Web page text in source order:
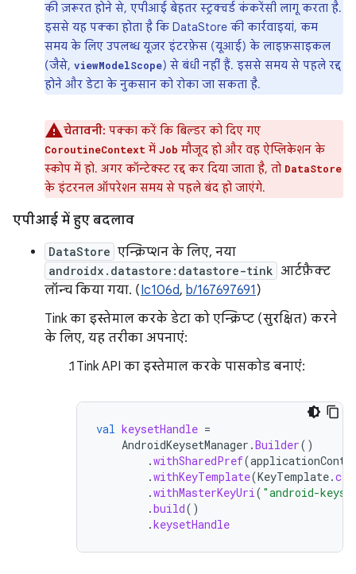
की ज़रूरत होने से, एपीआई बेहतर स्ट्रक्चर्ड कंकरेंसी लागू करता है.
इससे यह पक्का होता है कि DataStore की कार्रवाइयां, कम
समय के लिए उपलब्ध यूज़र इंटरफ़ेस (यूआई) के लाइफ़साइकल
(जैसे, viewModelScope) से बंधी नहीं हैं. इससे समय से पहले रद्द
होने और डेटा के नुकसान को रोका जा सकता है.
चेतावनी: पक्का करें कि बिल्डर को दिए गए
CoroutineContext में Job मौजूद हो और वह ऐप्लिकेशन के
स्कोप में हो. अगर कॉन्टेक्स्ट रद्द कर दिया जाता है, तो DataStore
के इंटरनल ऑपरेशन समय से पहले बंद हो जाएंगे.
एपीआई में हुए बदलाव
DataStore एन्क्रिप्शन के लिए, नया
androidx.datastore:datastore-tink आर्टफ़ैक्ट
लॉन्च किया गया. (Ic106d, b/167697691 )
Tink का इस्तेमाल करके डेटा को एन्क्रिप्ट (सुरक्षित) करने
के लिए, यह तरीका अपनाएं:
Tink API का इस्तेमाल करके पासकोड बनाएं:
val keysetHandle =
AndroidKeysetManager .Builder()
.withSharedPref(
.withKeyTemplate(KeyTemplate.
.withMasterKeyUri( "android-
.build()
.keysetHandle